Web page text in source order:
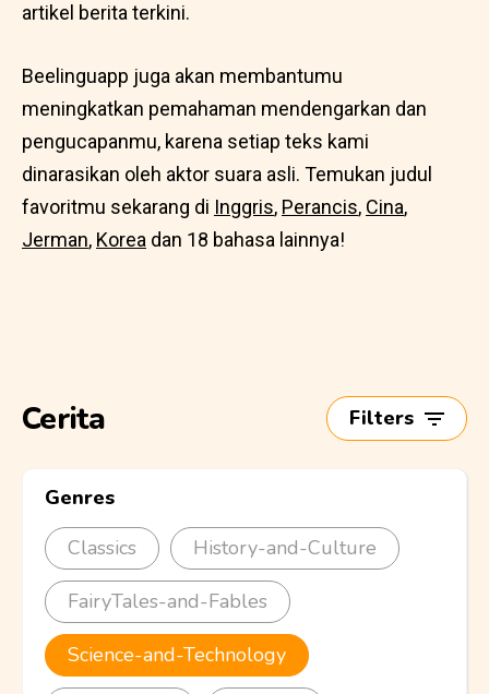
artikel berita terkini.
Beelinguapp juga akan membantumu
meningkatkan pemahaman mendengarkan dan
pengucapanmu, karena setiap teks kami
dinarasikan oleh aktor suara asli. Temukan judul
favoritmu sekarang di Inggris, Perancis, Cina,
Jerman, Korea dan 18 bahasa lainnya!
Cerita Filters
Genres
Classics
History-and-Culture
FairyTales-and-Fables
Science-and-Technology